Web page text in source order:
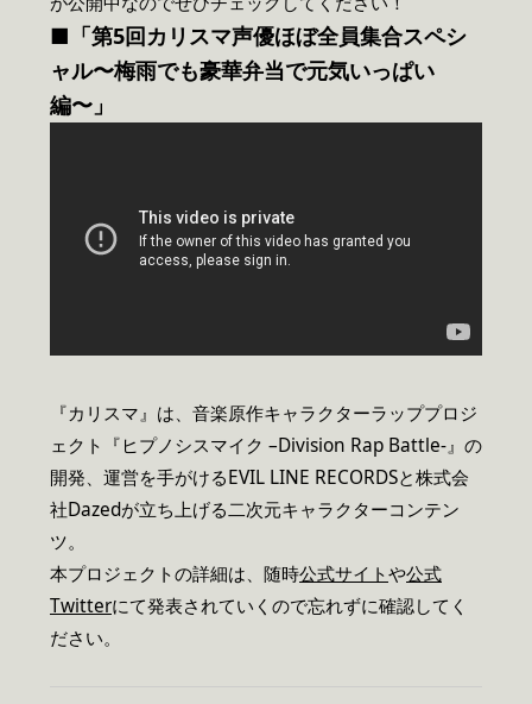
■「第5回カリスマ声優ほぼ全員集合スペシ
ャル〜梅雨でも豪華弁当で元気いっぱい
編〜 」
『カリスマ』は、音楽原作キャラクターラッププロジ
ェクト『ヒプノシスマイク –Division Rap Battle-』の
開発、運営を手がけるEVIL LINE RECORDSと株式会
社Dazedが立ち上げる二次元キャラクターコンテン
ツ。
本プロジェクトの詳細は、随時公式サイトや公式
Twitterにて発表されていくので忘れずに確認してく
ださい。